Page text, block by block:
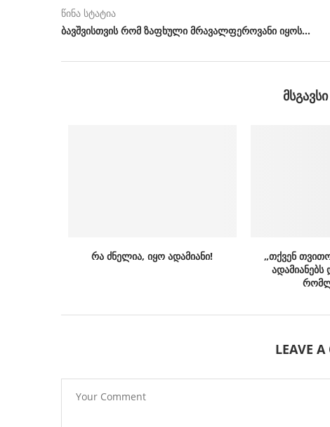
წინა სტატია
ბავშვისთვის რომ ზაფხული მრავალფეროვანი იყოს…
რა ძნელია, იყო ადამიანი!
„თქვენ
LEAVE